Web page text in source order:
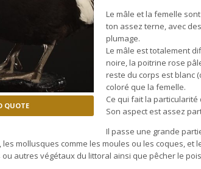
QUOTE
Le mâle et la femelle
ton assez terne, avec
plumage.
Le mâle est totalement
noire, la poitrine rose
reste du corps est blanc
coloré que la femelle.
Ce qui fait la
Son aspect est assez
Il passe une grande
mollusques comme les moules ou les coques, et
autres végétaux du littoral ainsi que pêcher le